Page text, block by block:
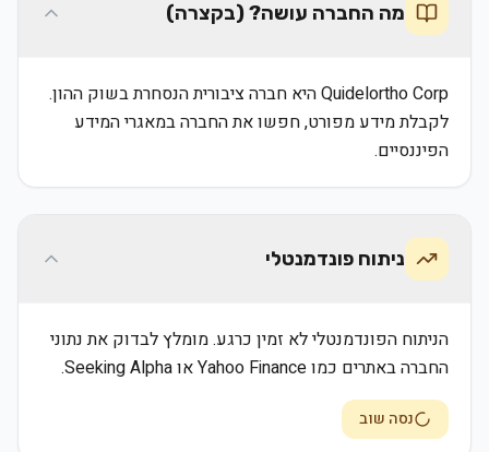
מה החברה עושה? (בקצרה)
Quidelortho Corp היא חברה ציבורית הנסחרת בשוק ההון.
לקבלת מידע מפורט, חפשו את החברה במאגרי המידע
הפיננסיים.
ניתוח פונדמנטלי
הניתוח הפונדמנטלי לא זמין כרגע. מומלץ לבדוק את נתוני
החברה באתרים כמו Yahoo Finance או Seeking Alpha.
נסה שוב